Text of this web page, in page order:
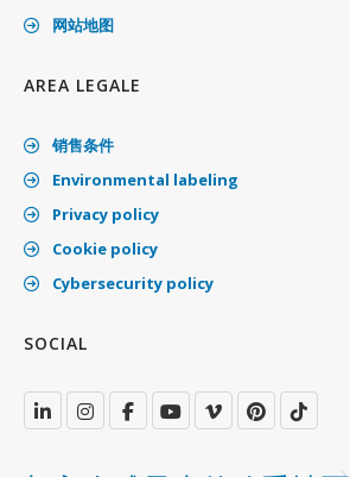
网站地图
AREA LEGALE
销售条件
Environmental labeling
Privacy policy
Cookie policy
Cybersecurity policy
SOCIAL